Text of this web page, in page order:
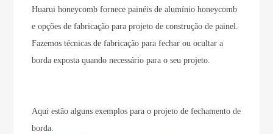
Huarui honeycomb fornece painéis de alumínio honeycomb
e opções de fabricação para projeto de construção de painel.
Fazemos técnicas de fabricação para fechar ou ocultar a
borda exposta quando necessário para o seu projeto.
Aqui estão alguns exemplos para o projeto de fechamento de
borda.